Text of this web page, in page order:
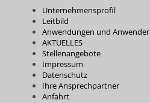
Unternehmensprofil
Leitbild
Anwendungen und Anwender
AKTUELLES
Stellenangebote
Impressum
Datenschutz
Ihre Ansprechpartner
Anfahrt